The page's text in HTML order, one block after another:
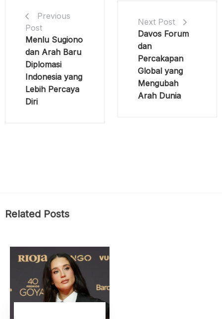
Previous
Post
Menlu Sugiono
dan Arah Baru
Diplomasi
Indonesia yang
Lebih Percaya
Diri
Next Post
Davos Forum
dan
Percakapan
Global yang
Mengubah
Arah Dunia
Related Posts